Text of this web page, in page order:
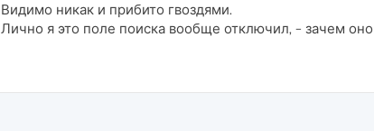
Видимо никак и прибито гвоздями.
Лично я это поле поиска вообще отключил, - зачем